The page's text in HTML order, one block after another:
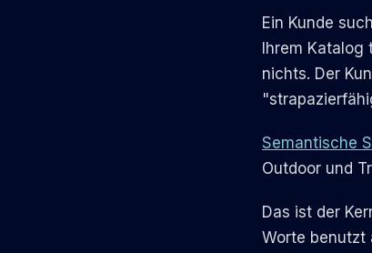
Ein Kunde
Ihrem
nichts. Der
Semantische
Outdoor und
Das ist der
Worte benutzt